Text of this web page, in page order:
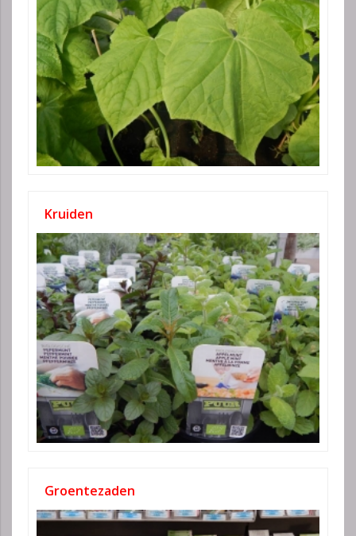
Kruiden
Groentezaden